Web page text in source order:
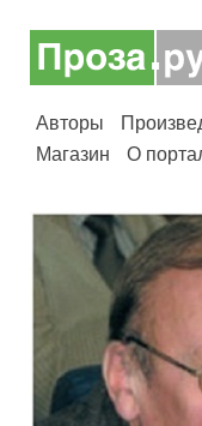
Авторы
Магазин
О